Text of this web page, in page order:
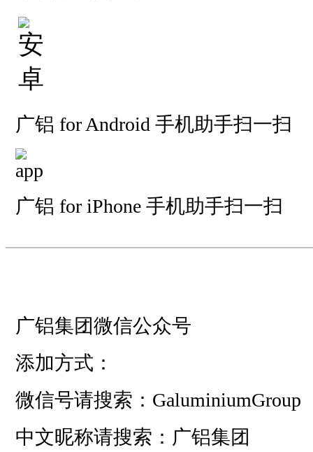
广铝 for Android 手机助手扫一扫
广铝 for iPhone 手机助手扫一扫
———————————
广铝集团微信公众号
添加方式：
微信号请搜索：GaluminiumGroup
中文昵称请搜索：广铝集团